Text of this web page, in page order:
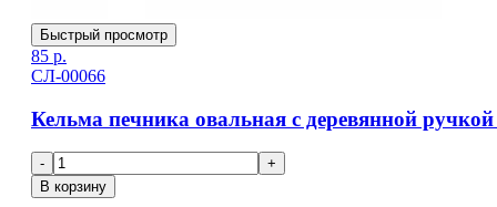
Быстрый просмотр
85 р.
СЛ-00066
Кельма печника овальная c деревянной
-
+
В корзину